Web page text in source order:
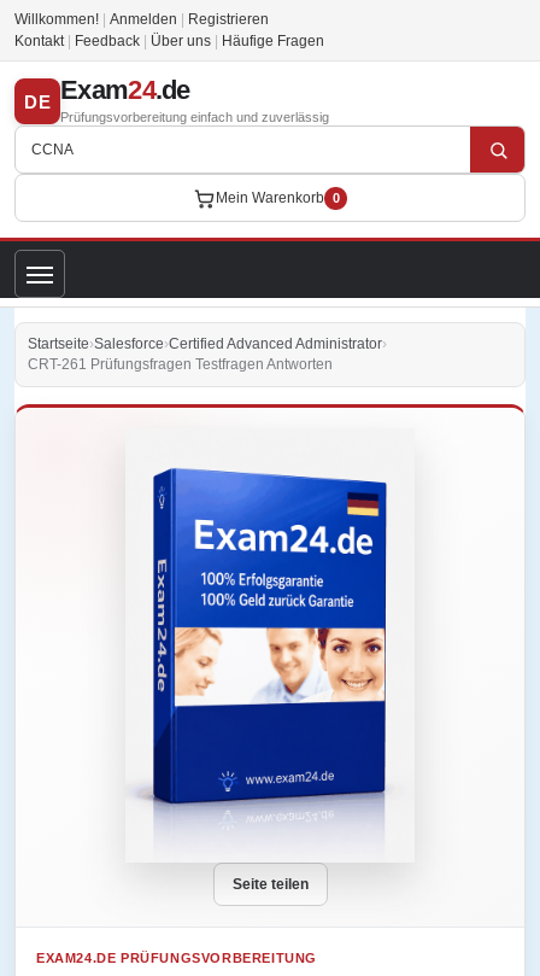
Willkommen! Anmelden
Registrieren
Kontakt
Feedback Über uns Häufige Fragen
DE Exam24.de
Prüfungsvorbereitung einfach und zuverlässig
Mein Warenkorb 0
Startseite›Salesforce›Certified Advanced Administrator›
CRT-261 Prüfungsfragen Testfragen Antworten
Seite teilen
EXAM24.DE PRÜFUNGSVORBEREITUNG